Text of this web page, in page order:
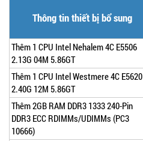
Thông tin thiết bị bổ sung
Thêm 1 CPU Intel Nehalem 4C E5506
2.13G 04M 5.86GT
Thêm 1 CPU Intel Westmere 4C E5620
2.40G 12M 5.86GT
Thêm 2GB RAM DDR3 1333 240-Pin
DDR3 ECC RDIMMs/UDIMMs (PC3
10666)